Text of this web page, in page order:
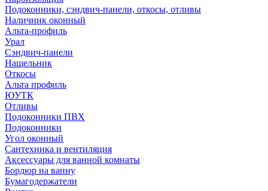
Подоконники, сэндвич-панели, откосы, отливы
Наличник оконный
Альта-профиль
Урал
Сэндвич-панели
Нащельник
Откосы
Альта профиль
ЮУТК
Отливы
Подоконники ПВХ
Подоконники
Угол оконный
Сантехника и вентиляция
Аксессуары для ванной комнаты
Бордюр на ванну
Бумагодержатели